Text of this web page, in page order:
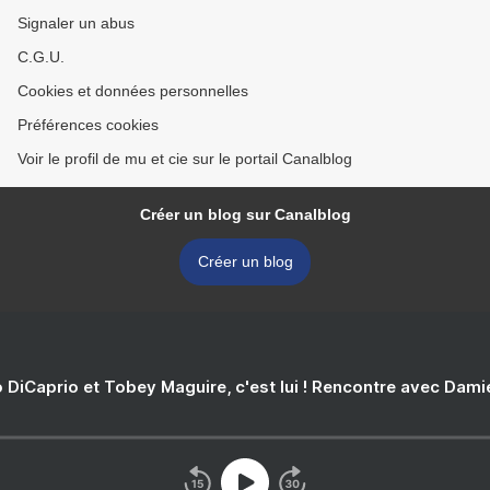
Signaler un abus
C.G.U.
Cookies et données personnelles
Préférences cookies
Voir le profil de mu et cie sur le portail Canalblog
Créer un blog sur Canalblog
Créer un blog
DiCaprio et Tobey Maguire, c'est lui ! Rencontre avec